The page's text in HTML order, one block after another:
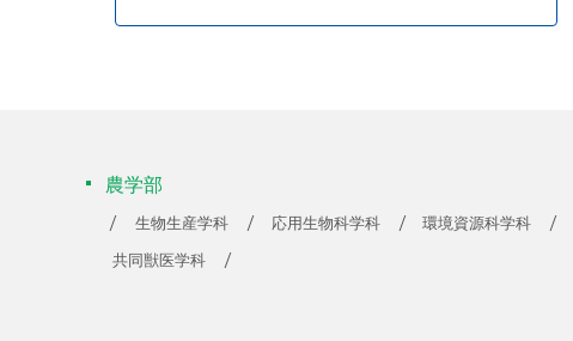
農学部
生物生産学科 応用生物科学科 環境資源科学科
共同獣医学科